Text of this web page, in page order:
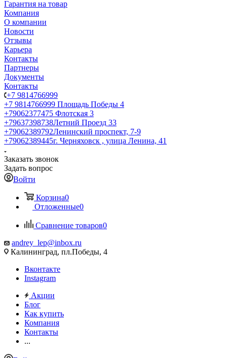
Гарантия на товар
Компания
О компании
Новости
Отзывы
Карьера
Контакты
Партнеры
Документы
Контакты
+7 9814766999
+7 9814766999 Площадь Победы 4
+79062377475 Флотская 3
+79637398738Летний Проезд 33
+79062389792Ленинский проспект, 7-9
+79062389445г. Черняховск , улица Ленина, 41
Заказать звонок
Задать вопрос
Войти
Корзина0
Отложенные0
Сравнение товаров0
andrey_lep@inbox.ru
Калининград, пл.Победы, 4
Вконтакте
Instagram
Акции
Блог
Как купить
Компания
Контакты
...